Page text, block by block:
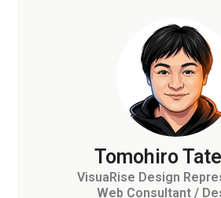
Tomohiro
VisuaRise Design
Web Consultant /